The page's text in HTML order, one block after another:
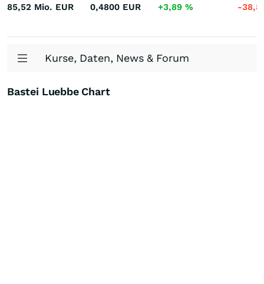
85,52 Mio. EUR 0,4800 EUR +3,89 % -
Kurse, Daten, News & Forum
Bastei Luebbe Chart